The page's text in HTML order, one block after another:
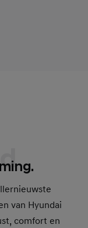
van Hyundai
comfort en